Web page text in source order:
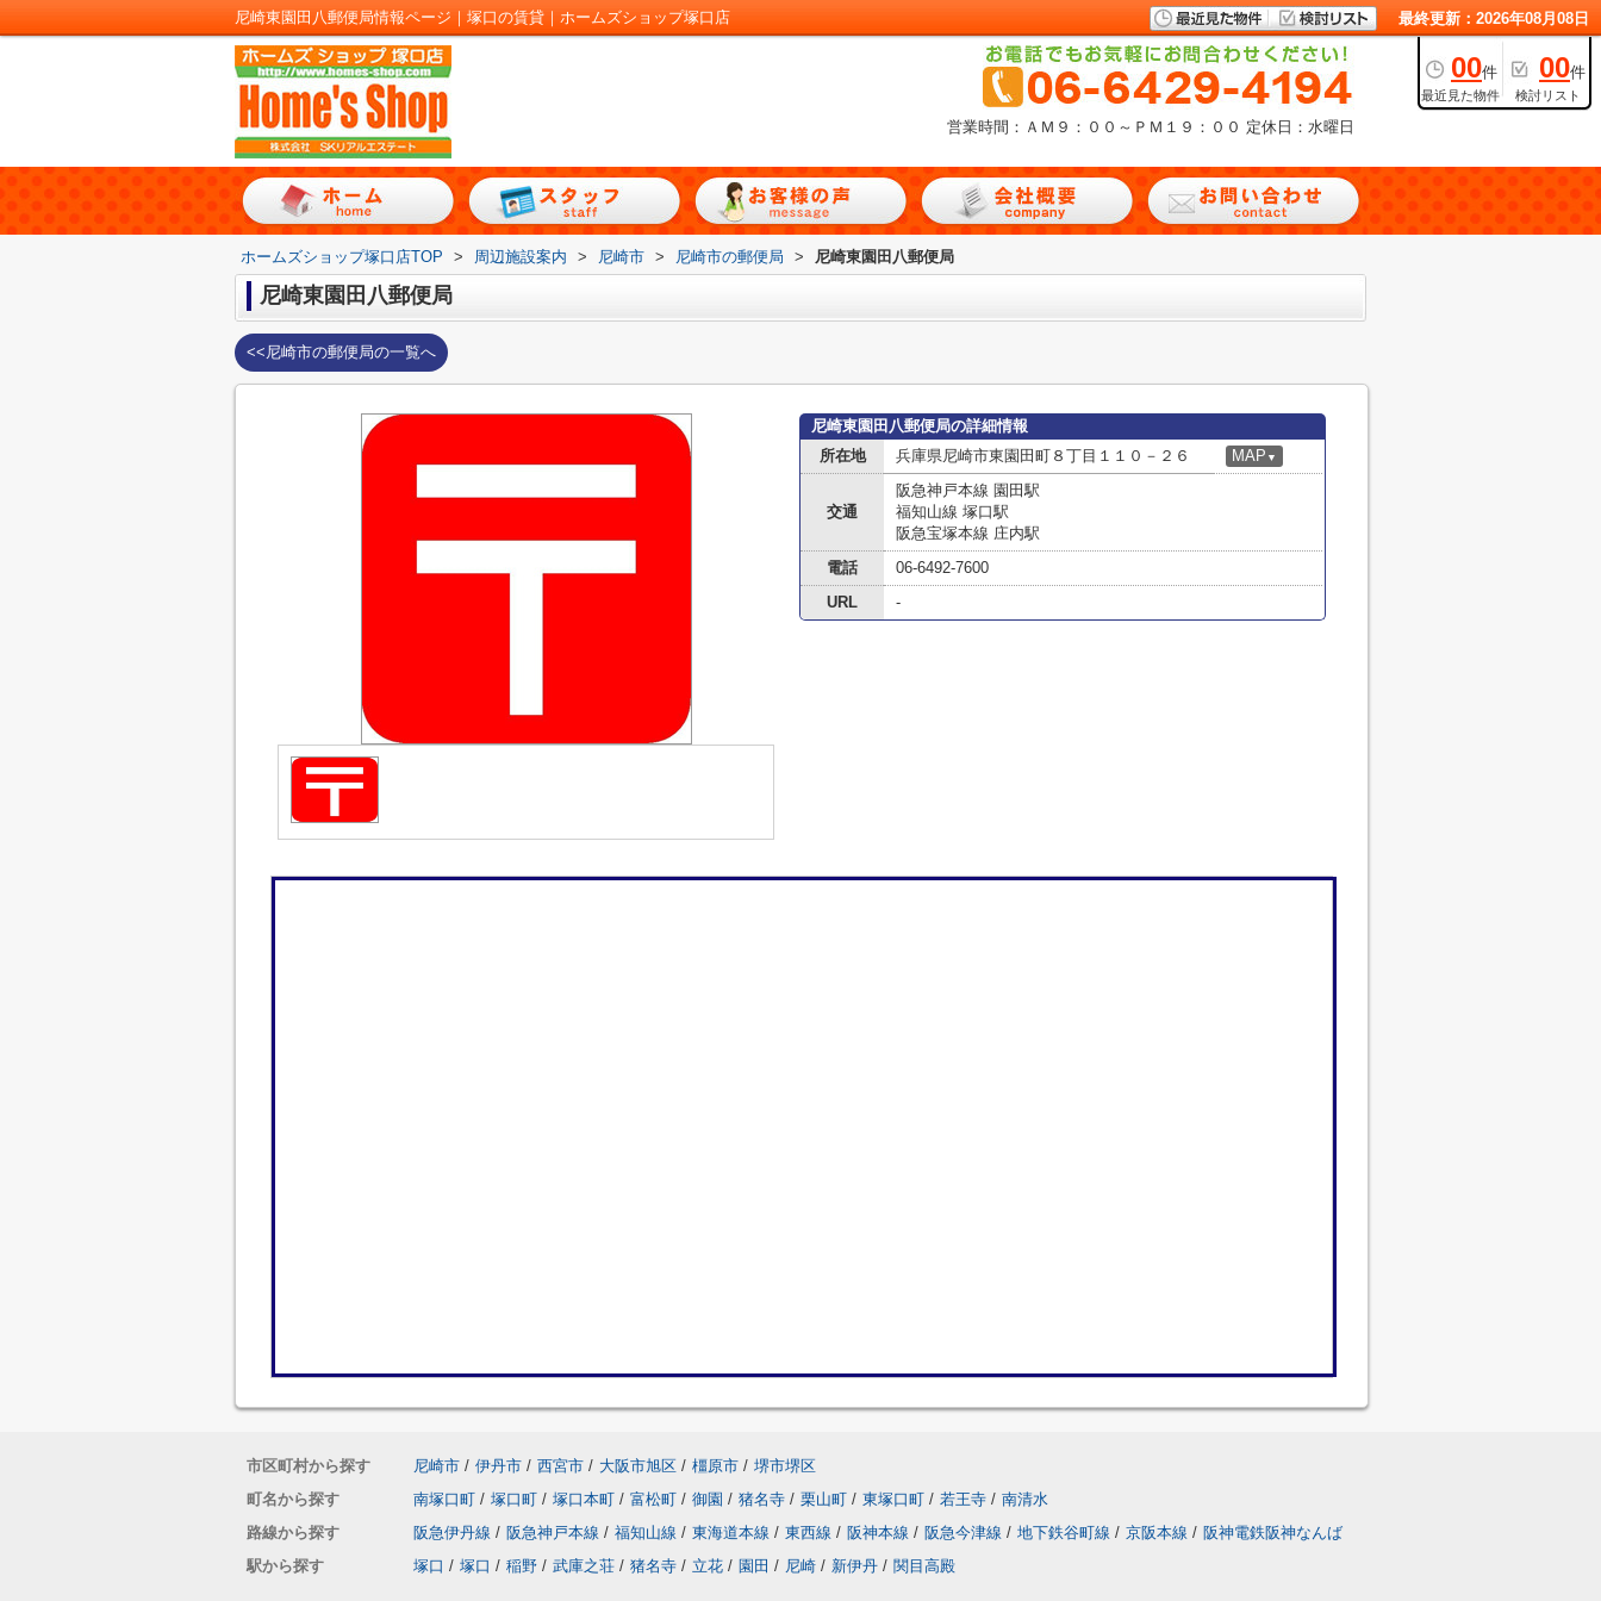
尼崎東園田八郵便局情報ページ｜塚口の賃貸｜ホームズショップ塚口店 最終更新：2026年08月08日
00件
最近見た物件
00件
検討リスト
営業時間：ＡＭ９：００～ＰＭ１９：００ 定休日：水曜日
ホームズショップ塚口店TOP > 周辺施設案内 > 尼崎市 > 尼崎市の郵便局 > 尼崎東園田八郵便局
尼崎東園田八郵便局
<<尼崎市の郵便局の一覧へ
尼崎東園田八郵便局の詳細情報
所在地
兵庫県尼崎市東園田町８丁目１１０－２６ MAP ▼
交通
阪急神戸本線 園田駅
福知山線 塚口駅
阪急宝塚本線 庄内駅
電話
06-6492-7600
URL
-
市区町村から探す 尼崎市 / 伊丹市 / 西宮市 / 大阪市旭区 / 橿原市 / 堺市堺区
町名から探す
南塚口町 / 塚口町 / 塚口本町 / 富松町 / 御園 / 猪名寺 / 栗山町 / 東塚口町 / 若王寺 / 南清水
路線から探す
阪急伊丹線 / 阪急神戸本線 / 福知山線 / 東海道本線 / 東西線 / 阪神本線 / 阪急今津線 / 地下鉄谷町線 / 京阪本線 / 阪神電鉄阪神なんば
駅から探す
塚口 / 塚口 / 稲野 / 武庫之荘 / 猪名寺 / 立花 / 園田 / 尼崎 / 新伊丹 / 関目高殿